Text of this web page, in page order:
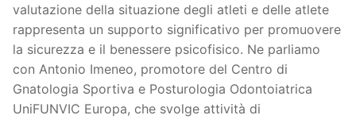
valutazione della situazione degli atleti e delle atlete
rappresenta un supporto significativo per promuovere
la sicurezza e il benessere psicofisico. Ne parliamo
con Antonio Imeneo, promotore del Centro di
Gnatologia Sportiva e Posturologia Odontoiatrica
UniFUNVIC Europa, che svolge attività di